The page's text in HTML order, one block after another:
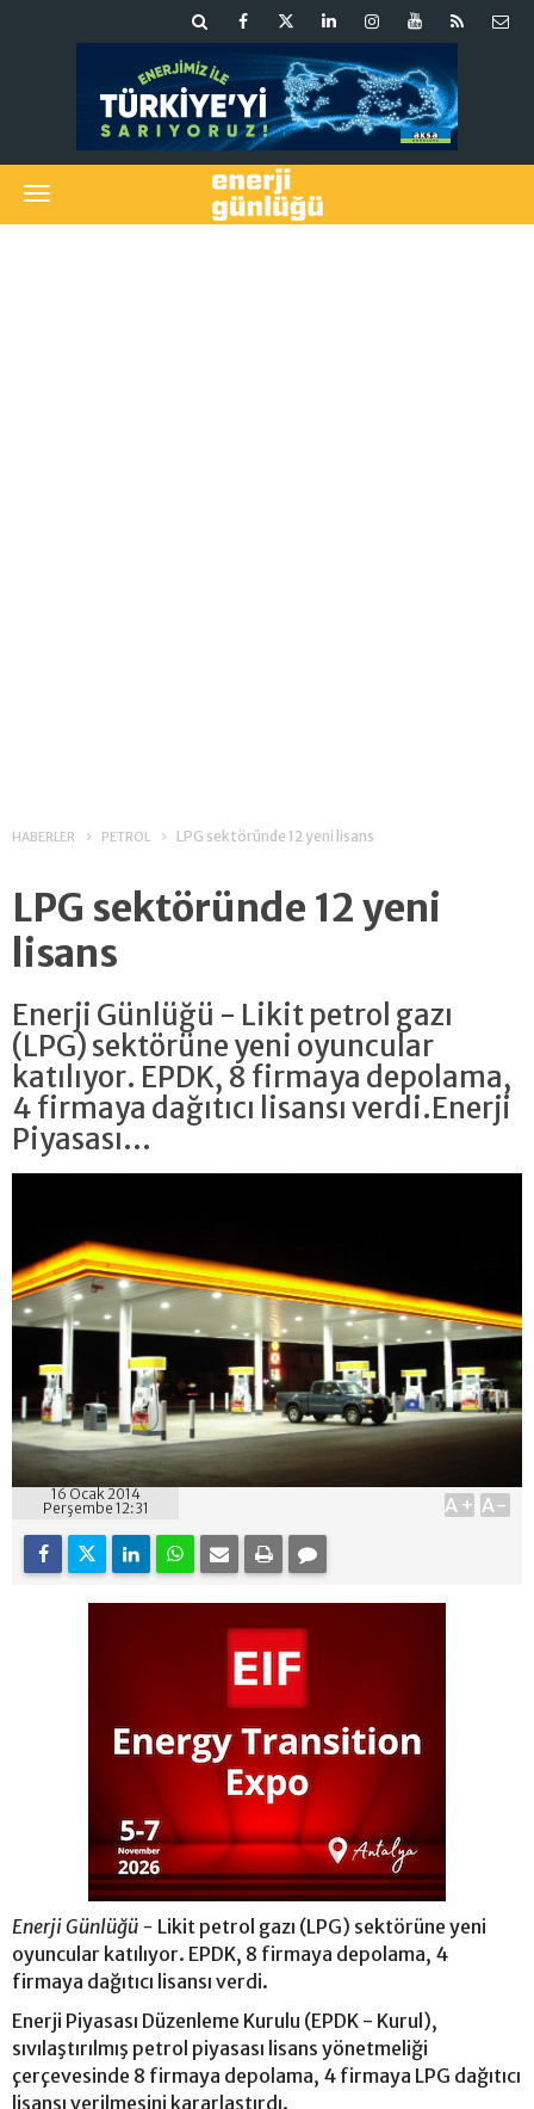
HABERLER PETROL LPG sektöründe 12 yeni lisans
LPG sektöründe 12 yeni
lisans
Enerji Günlüğü - Likit petrol gazı
(LPG) sektörüne yeni oyuncular
katılıyor. EPDK, 8 firmaya depolama,
4 firmaya dağıtıcı lisansı verdi.Enerji
Piyasası...
16 Ocak 2014
Perşembe 12:31
A+ A-
Enerji Günlüğü - Likit petrol gazı (LPG) sektörüne yeni
oyuncular katılıyor. EPDK, 8 firmaya depolama, 4
firmaya dağıtıcı lisansı verdi.
Enerji Piyasası Düzenleme Kurulu (EPDK - Kurul),
sıvılaştırılmış petrol piyasası lisans yönetmeliği
çerçevesinde 8 firmaya depolama, 4 firmaya LPG dağıtıcı
lisansı verilmesini kararlaştırdı.